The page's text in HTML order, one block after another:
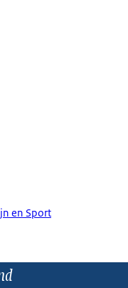
en Sport